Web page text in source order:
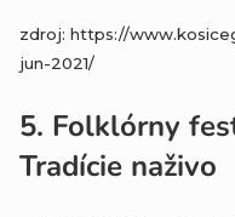
zdroj: https://
jun-2021/
5. Folklórny
Tradície naživo